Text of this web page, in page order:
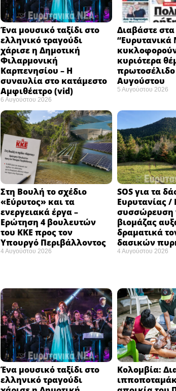
Ένα μουσικό ταξίδι στο
ελληνικό τραγούδι
χάρισε η Δημοτική
Φιλαρμονική
Καρπενησίου – Η
συναυλία στο κατάμεστο
Αμφιθέατρο (vid)
6 Αυγούστου 2026
Διαβάστε στα
“Ευρυτανικά
κυριότερα
πρωτοσέλιδο
Αυγούστου
5 Αυγούστου 2026
Στη Βουλή το σχέδιο
«Εύρυτος» και τα
ενεργειακά έργα –
Ερώτηση 4 βουλευτών
του ΚΚΕ προς τον
Υπουργό Περιβάλλοντος
4 Αυγούστου 2026
SOS για τα
Ευρυτανίας /
συσσώρευση
βιομάζας
δραματικά
δασικών
4 Αυγούστου 2026
Ένα μουσικό ταξίδι στο
ελληνικό τραγούδι
Κολομβία: